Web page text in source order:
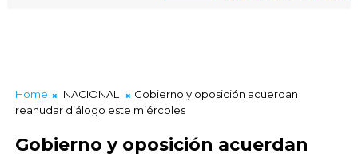
Home NACIONAL
Gobierno y oposición acuerdan
reanudar diálogo este miércoles
Gobierno y oposición acuerdan